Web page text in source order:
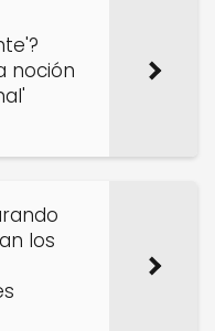
noción
los